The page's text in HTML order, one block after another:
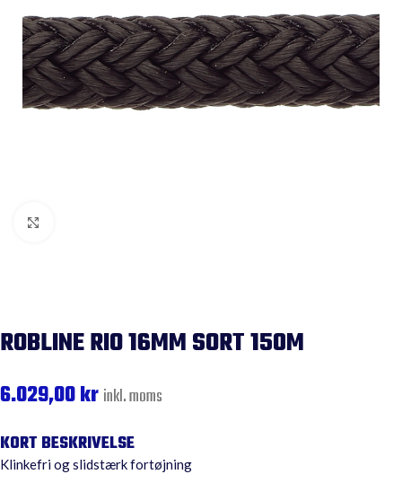
ROBLINE RIO 16MM SORT 150M
6.029,00kr inkl. moms
Klinkefri og slidstærk fortøjning